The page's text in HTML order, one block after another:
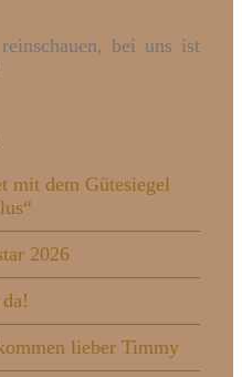
bei uns ist
mit dem Gütesiegel
2026
lieber Timmy